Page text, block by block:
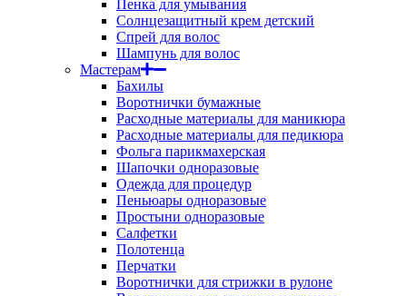
Пенка для умывания
Солнцезащитный крем детский
Спрей для волос
Шампунь для волос
Мастерам
Бахилы
Воротнички бумажные
Расходные материалы для маникюра
Расходные материалы для педикюра
Фольга парикмахерская
Шапочки одноразовые
Одежда для процедур
Пеньюары одноразовые
Простыни одноразовые
Салфетки
Полотенца
Перчатки
Воротнички для стрижки в рулоне